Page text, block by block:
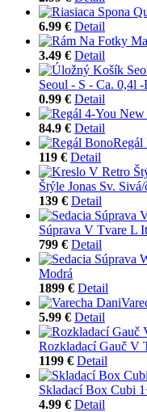
6.99 € Detail
3.49 € Detail
Seoul - S - Ca. 0,4l
0.99 € Detail
84.9 € Detail
Regál
119 € Detail
Štýle Jonas Sv. Sivá/
139 € Detail
Súprava V Tvare L
799 € Detail
Modrá
1899 € Detail
5.99 € Detail
Rozkladací Gauč V
1199 € Detail
Skladací Box Cubi
4.99 € Detail